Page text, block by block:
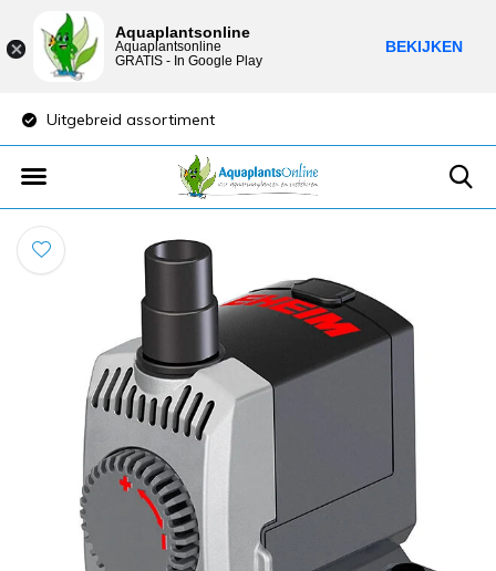
Uitgebreid assortiment
Aquaplantsonline
Aquaplantsonline
GRATIS - In Google Play
BEKIJKEN